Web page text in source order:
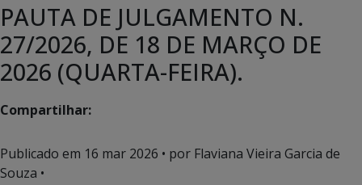
PAUTA DE JULGAMENTO N.
27/2026, DE 18 DE MARÇO DE
2026 (QUARTA-FEIRA).
Compartilhar:
Publicado em 16 mar 2026 • por Flaviana Vieira Garcia de
Souza •